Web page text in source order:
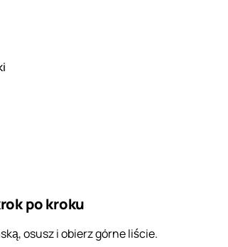
po kroku
osusz i obierz górne liście.